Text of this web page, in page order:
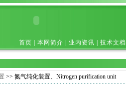
首页 本网简介 业内资讯 技术文档
>> 氮气纯化装置、Nitrogen purification unit